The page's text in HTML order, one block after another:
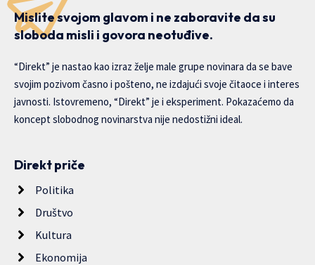
Mislite svojom glavom i ne zaboravite da su
sloboda misli i govora neotuđive.
“Direkt” je nastao kao izraz želje male grupe novinara da se bave
svojim pozivom časno i pošteno, ne izdajući svoje čitaoce i interes
javnosti. Istovremeno, “Direkt” je i eksperiment. Pokazaćemo da
koncept slobodnog novinarstva nije nedostižni ideal.
Direkt priče
Politika
Društvo
Kultura
Ekonomija